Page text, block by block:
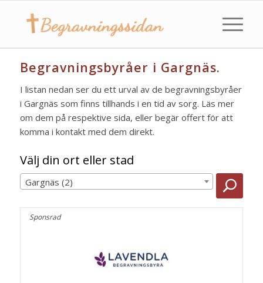
Begravningsbyråer i Gargnäs.
I listan nedan ser du ett urval av de begravningsbyråer
i Gargnäs som finns tillhands i en tid av sorg. Läs mer
om dem på respektive sida, eller begär offert för att
komma i kontakt med dem direkt.
Välj din ort eller stad
Gargnäs (2)
Sponsrad